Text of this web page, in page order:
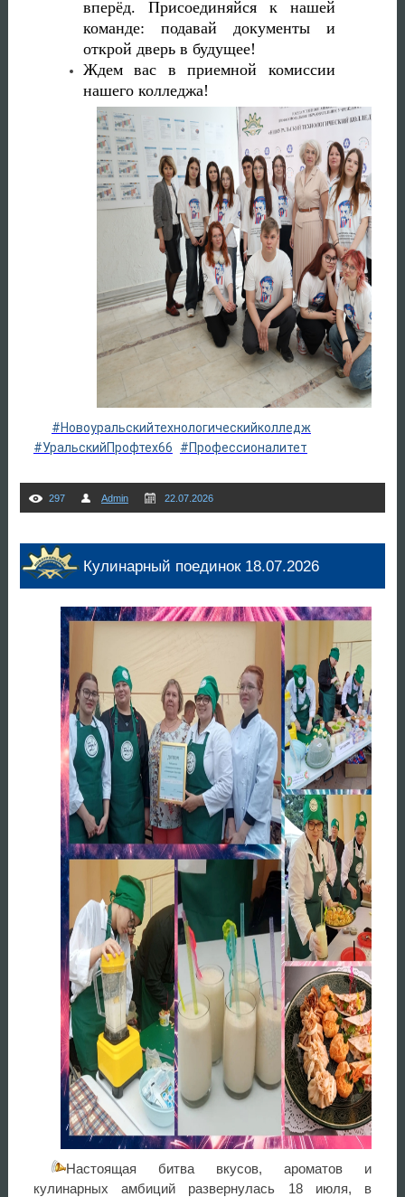
вперёд. Присоединяйся к нашей
команде: подавай документы и
открой дверь в будущее!
Ждем вас в приемной комиссии
нашего колледжа!
#Новоуральскийтехнологическийколледж
#УральскийПрофтех66
#Профессионалитет
297 Admin 22.07.2026
Кулинарный поединок 18.07.2026
Настоящая битва вкусов, ароматов и
кулинарных амбиций развернулась 18 июля, в